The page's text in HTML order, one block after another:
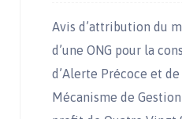
Avis d’attribution du
d’une ONG pour la
d’Alerte Précoce et
Mécanisme de